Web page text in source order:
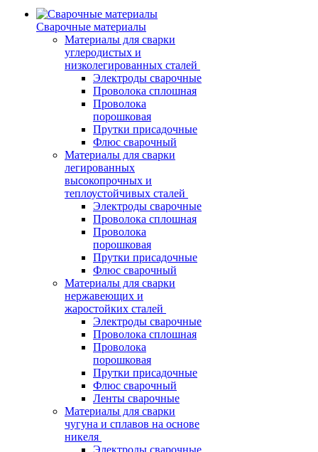
Сварочные материалы
Материалы для сварки
углеродистых и
низколегированных сталей
Электроды сварочные
Проволока сплошная
Проволока
порошковая
Прутки присадочные
Флюс сварочный
Материалы для сварки
легированных
высокопрочных и
теплоустойчивых сталей
Электроды сварочные
Проволока сплошная
Проволока
порошковая
Прутки присадочные
Флюс сварочный
Материалы для сварки
нержавеющих и
жаростойких сталей
Электроды сварочные
Проволока сплошная
Проволока
порошковая
Прутки присадочные
Флюс сварочный
Ленты сварочные
Материалы для сварки
чугуна и сплавов на основе
никеля
Электроды сварочные